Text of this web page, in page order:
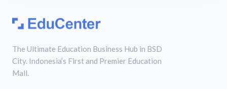
The Ultimate Education Business Hub in BSD
City. Indonesia’s First and Premier Education
Mall.